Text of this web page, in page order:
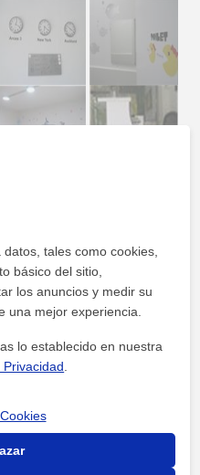
Formación
tales como cookies,
básico del sitio,
los anuncios y medir su
una mejor experiencia.
lo establecido en nuestra